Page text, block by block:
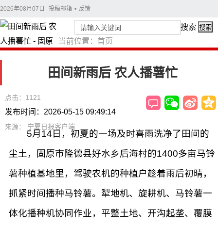
2026年08月07日 投稿邮箱 • 反馈
当前位置： 首页
搜索 搜索
田间新雨后 农人播薯忙
点击：1121
发布时间：2026-05-15 09:49:14
来源： 宁夏日报客户端
5月14日，初夏的一场及时喜雨洗净了田间的
尘土，固原市隆德县好水乡后海村的1400多亩马铃
薯种植基地里，驾驶农机的种植户趁着雨后初晴，
抓紧时间播种马铃薯。犁地机、旋耕机、马铃薯一
体化播种机协同作业，平整土地、开沟起垄、覆膜